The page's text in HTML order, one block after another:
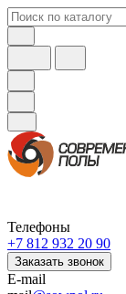
Телефоны
+7 812 932 20 90
Заказать звонок
E-mail